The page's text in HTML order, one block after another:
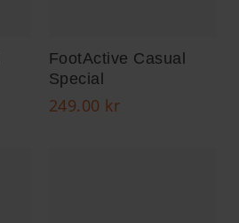
FootActive Casual
Special
249.00 kr